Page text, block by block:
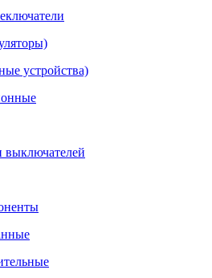
устройства)
выключателей